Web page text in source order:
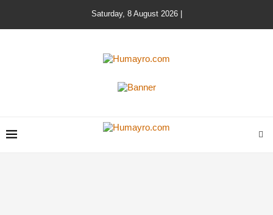
Saturday, 8 August 2026 |